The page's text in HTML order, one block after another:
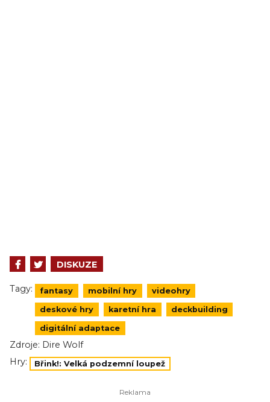
DISKUZE
Tagy: fantasy mobilní hry videohry
deskové hry karetní hra deckbuilding
digitální adaptace
Zdroje: Dire Wolf
Hry:
Břink!: Velká podzemní loupež